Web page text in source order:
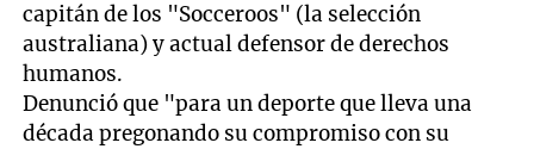
capitán de los "Socceroos" (la selección
australiana) y actual defensor de derechos
humanos.
Denunció que "para un deporte que lleva una
década pregonando su compromiso con su